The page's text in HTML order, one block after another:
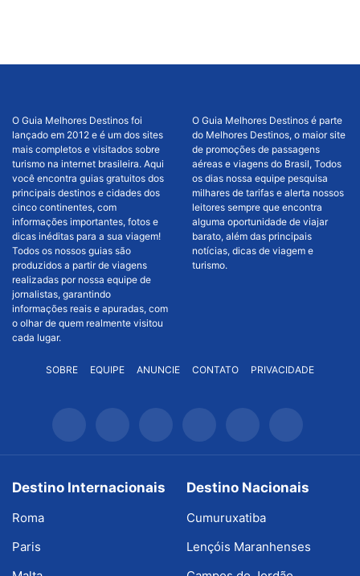
O Guia Melhores Destinos foi
lançado em 2012 e é um dos sites
mais completos e visitados sobre
turismo na internet brasileira. Aqui
você encontra guias gratuitos dos
principais destinos e cidades dos
cinco continentes, com
informações importantes, fotos e
dicas inéditas para a sua viagem!
Todos os nossos guias são
produzidos a partir de viagens
realizadas por nossa equipe de
jornalistas, garantindo
informações reais e apuradas, com
o olhar de quem realmente visitou
cada lugar.
O Guia Melhores Destinos é parte
do Melhores Destinos, o maior site
de promoções de passagens
aéreas e viagens do Brasil, Todos
os dias nossa equipe pesquisa
milhares de tarifas e alerta nossos
leitores sempre que encontra
alguma oportunidade de viajar
barato, além das principais
notícias, dicas de viagem e
turismo.
SOBRE EQUIPE ANUNCIE CONTATO PRIVACIDADE
Destino Internacionais
Roma
Paris
Destino Nacionais
Cumuruxatiba
Lençóis Maranhenses